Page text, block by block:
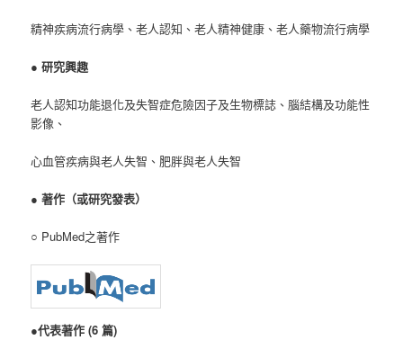
精神疾病流行病學、老人認知、老人精神健康、老人藥物流行病學
●研究興趣
老人認知功能退化及失智症危險因子及生物標誌、腦結構及功能性
影像、
心血管疾病與老人失智、肥胖與老人失智
●著作（或研究發表）
○ PubMed之著作
●代表著作 (6 篇)